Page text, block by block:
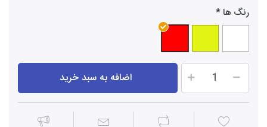
رنگ ها
اضافه به سبد خرید